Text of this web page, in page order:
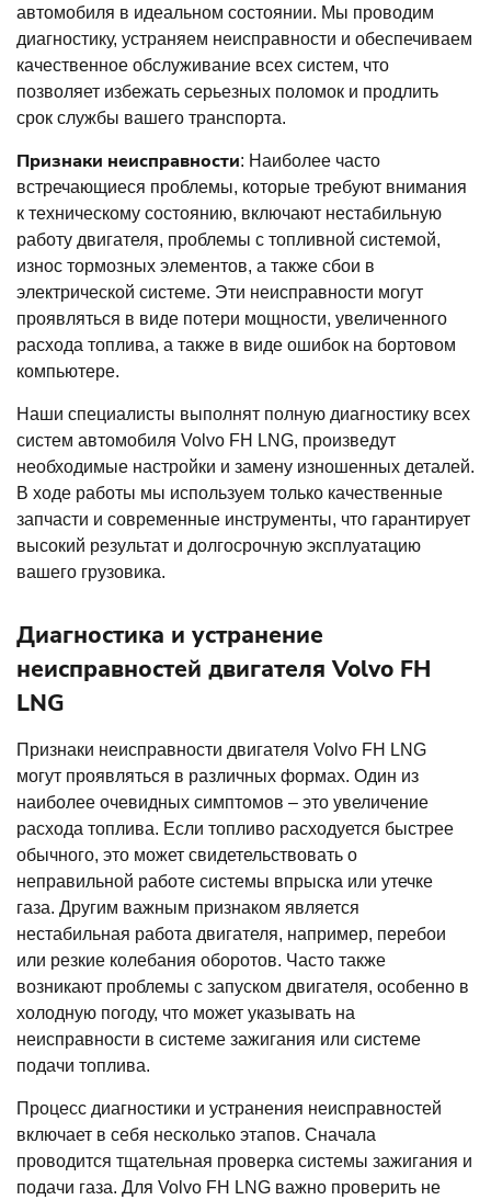
автомобиля в идеальном состоянии. Мы проводим
диагностику, устраняем неисправности и обеспечиваем
качественное обслуживание всех систем, что
позволяет избежать серьезных поломок и продлить
срок службы вашего транспорта.
Признаки неисправности: Наиболее часто
встречающиеся проблемы, которые требуют внимания
к техническому состоянию, включают нестабильную
работу двигателя, проблемы с топливной системой,
износ тормозных элементов, а также сбои в
электрической системе. Эти неисправности могут
проявляться в виде потери мощности, увеличенного
расхода топлива, а также в виде ошибок на бортовом
компьютере.
Наши специалисты выполнят полную диагностику всех
систем автомобиля Volvo FH LNG, произведут
необходимые настройки и замену изношенных деталей.
В ходе работы мы используем только качественные
запчасти и современные инструменты, что гарантирует
высокий результат и долгосрочную эксплуатацию
вашего грузовика.
Диагностика и устранение
неисправностей двигателя Volvo FH
LNG
Признаки неисправности двигателя Volvo FH LNG
могут проявляться в различных формах. Один из
наиболее очевидных симптомов – это увеличение
расхода топлива. Если топливо расходуется быстрее
обычного, это может свидетельствовать о
неправильной работе системы впрыска или утечке
газа. Другим важным признаком является
нестабильная работа двигателя, например, перебои
или резкие колебания оборотов. Часто также
возникают проблемы с запуском двигателя, особенно в
холодную погоду, что может указывать на
неисправности в системе зажигания или системе
подачи топлива.
Процесс диагностики и устранения неисправностей
включает в себя несколько этапов. Сначала
проводится тщательная проверка системы зажигания и
подачи газа. Для Volvo FH LNG важно проверить не